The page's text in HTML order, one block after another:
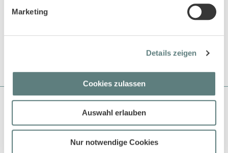
Marketing
Details zeigen
Cookies zulassen
Auswahl erlauben
Nur notwendige Cookies
7,45 €
Sense Organics gehört zu den Pionieren in der Naturtextilbranche
auch grosse Kaufhäuser mit ökologisch und fair produzierten